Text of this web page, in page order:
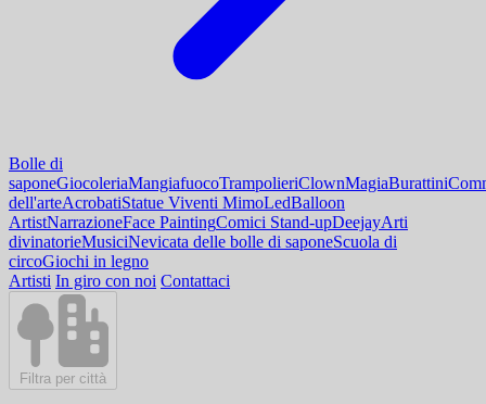
Bolle di
saponeGiocoleriaMangiafuocoTrampolieriClownMagiaBurattini
dell'arteAcrobatiStatue Viventi MimoLedBalloon
ArtistNarrazioneFace PaintingComici Stand-upDeejayArti
divinatorieMusiciNevicata delle bolle di saponeScuola di
circoGiochi in legno
Artisti In giro con noi Contattaci
Filtra per città